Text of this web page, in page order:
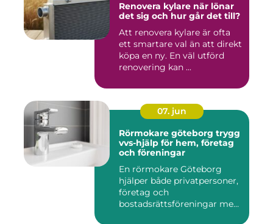
Renovera kylare när lönar
det sig och hur går det till?
Att renovera kylare är ofta
ett smartare val än att direkt
köpa en ny. En väl utförd
renovering kan ...
07. jun
Rörmokare göteborg trygg
vvs-hjälp för hem, företag
och föreningar
En rörmokare Göteborg
hjälper både privatpersoner,
företag och
bostadsrättsföreningar med